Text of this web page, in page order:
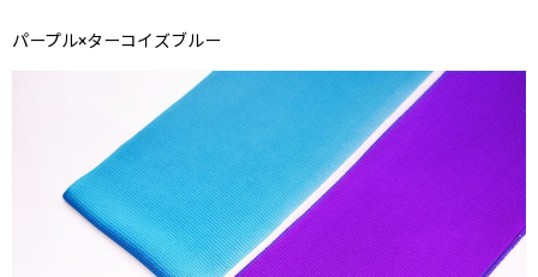
パープル×ターコイズブルー